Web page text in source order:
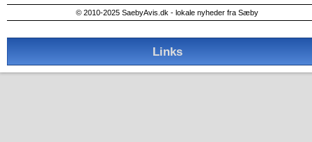
© 2010-2025 SaebyAvis.dk - lokale nyheder fra Sæby
Links